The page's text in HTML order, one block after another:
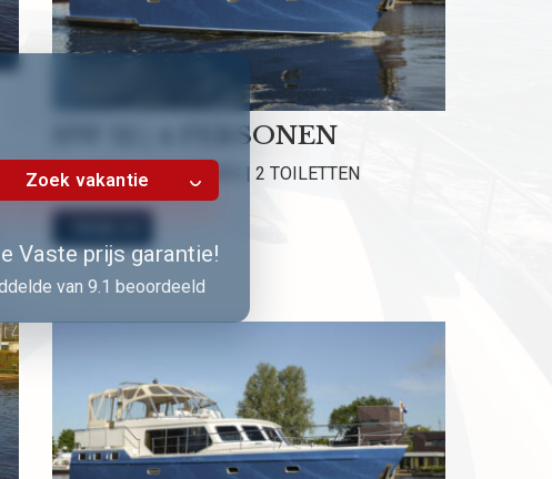
HW 12 | 4 PERSONEN
2 HUTTEN | 2 DOUCHES | 2 TOILETTEN
Zoek vakantie
Vaste prijs garantie!
van 9.1 beoordeeld